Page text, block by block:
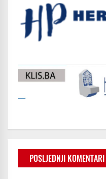
POSLJEDNJI KOMENTARI